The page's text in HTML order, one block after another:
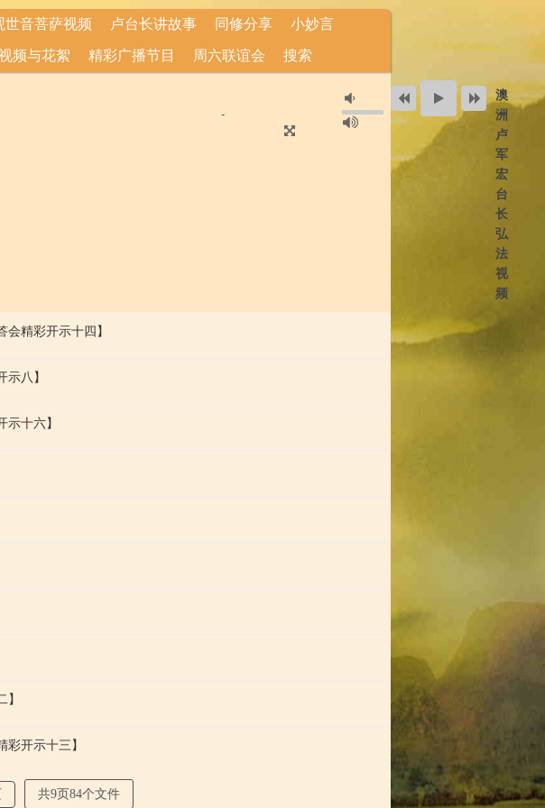
世音菩萨视频 卢台长讲故事 同修分享 小妙言
频与花絮 精彩广播节目 周六联谊会 搜索
澳
洲
卢
军
宏
台
长
弘
法
视
频
-
精彩开示十四】
八】
十六】
开示十三】
共9页84个文件